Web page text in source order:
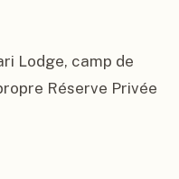
Lodge, camp de
Réserve Privée